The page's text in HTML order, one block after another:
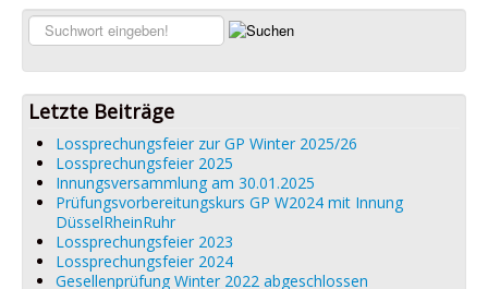
Links
Impressum
Suchen...
Letzte Beiträge
Lossprechungsfeier zur GP Winter 2025/26
Lossprechungsfeier 2025
Innungsversammlung am 30.01.2025
Prüfungsvorbereitungskurs GP W2024 mit Innung
DüsselRheinRuhr
Lossprechungsfeier 2023
Lossprechungsfeier 2024
Gesellenprüfung Winter 2022 abgeschlossen